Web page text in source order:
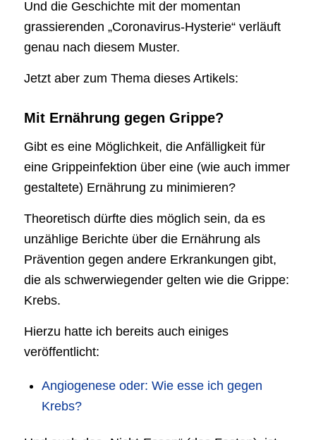
Und die Geschichte mit der momentan
grassierenden „Coronavirus-Hysterie“ verläuft
genau nach diesem Muster.
Jetzt aber zum Thema dieses Artikels:
Mit Ernährung gegen Grippe?
Gibt es eine Möglichkeit, die Anfälligkeit für
eine Grippeinfektion über eine (wie auch immer
gestaltete) Ernährung zu minimieren?
Theoretisch dürfte dies möglich sein, da es
unzählige Berichte über die Ernährung als
Prävention gegen andere Erkrankungen gibt,
die als schwerwiegender gelten wie die Grippe:
Krebs.
Hierzu hatte ich bereits auch einiges
veröffentlicht:
Angiogenese oder: Wie esse ich gegen
Krebs?